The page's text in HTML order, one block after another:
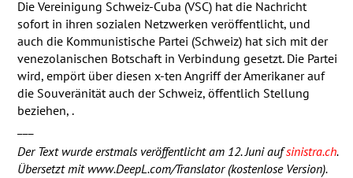
Die Vereinigung Schweiz-Cuba (VSC) hat die Nachricht
sofort in ihren sozialen Netzwerken veröffentlicht, und
auch die Kommunistische Partei (Schweiz) hat sich mit der
venezolanischen Botschaft in Verbindung gesetzt. Die Partei
wird, empört über diesen x-ten Angriff der Amerikaner auf
die Souveränität auch der Schweiz, öffentlich Stellung
beziehen, .
Der Text wurde erstmals veröffentlicht am 12. Juni aufsinistra.ch.
Übersetzt mit www.DeepL.com/Translator (kostenlose Version).